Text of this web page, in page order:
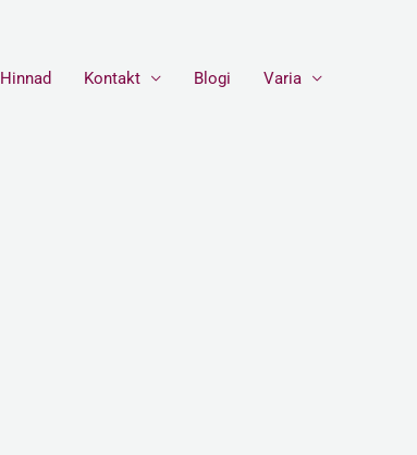
Hinnad Kontakt Blogi Varia